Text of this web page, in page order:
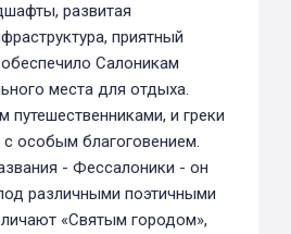
развитая
приятный
Салоникам
места для отдыха.
путешественниками, и греки
с особым благоговением.
- Фессалоники - он
различными поэтичными
«Святым городом»,